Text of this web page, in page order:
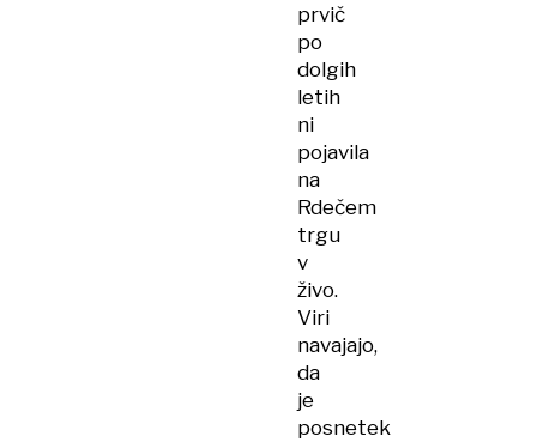
prvič
po
dolgih
letih
ni
pojavila
na
Rdečem
trgu
v
živo.
Viri
navajajo,
da
je
posnetek